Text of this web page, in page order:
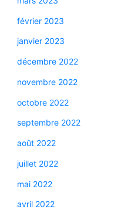
février 2023
janvier 2023
décembre 2022
novembre 2022
octobre 2022
septembre 2022
août 2022
juillet 2022
mai 2022
avril 2022